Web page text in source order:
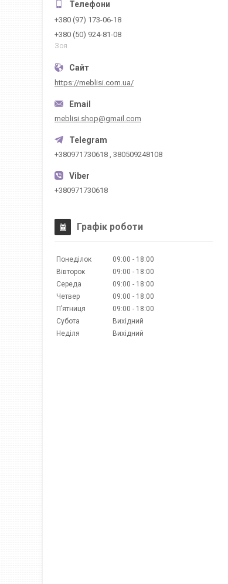
+380 (97) 173-06-18
+380 (50) 924-81-08
Зоя
https://meblisi.com.ua/
meblisi.shop@gmail.com
+380971730618 , 380509248108
+380971730618
Графік роботи
Понеділок 09:00
18:00
Вівторок
09:00
18:00
Середа
09:00
18:00
Четвер
09:00
18:00
Пʼятниця
09:00
18:00
Субота
Вихідний
Неділя
Вихідний